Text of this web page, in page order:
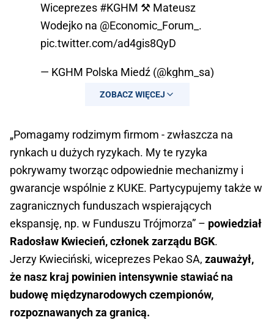
Wiceprezes #KGHM ⚒️ Mateusz
Wodejko na @Economic_Forum_ .
pic.twitter.com/ad4gis8QyD
— KGHM Polska Miedź (@kghm_sa)
September 6, 2023ZOBACZ WIĘCEJ
„Pomagamy rodzimym firmom - zwłaszcza na
rynkach u dużych ryzykach. My te ryzyka
pokrywamy tworząc odpowiednie mechanizmy i
gwarancje wspólnie z KUKE. Partycypujemy także w
zagranicznych funduszach wspierających
ekspansję, np. w Funduszu Trójmorza” – powiedział
Radosław Kwiecień, członek zarządu BGK.
Jerzy Kwieciński, wiceprezes Pekao SA, zauważył,
że nasz kraj powinien intensywnie stawiać na
budowę międzynarodowych czempionów,
rozpoznawanych za granicą.